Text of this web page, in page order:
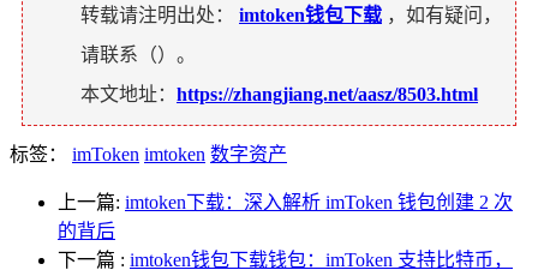
转载请注明出处： imtoken钱包下载 ，如有疑问，
请联系（）。
本文地址： https://zhangjiang.net/aasz/8503.html
标签： imToken imtoken 数字资产
上一篇: imtoken下载：深入解析 imToken 钱包创建 2 次
的背后
下一篇 : imtoken钱包下载钱包：imToken 支持比特币，